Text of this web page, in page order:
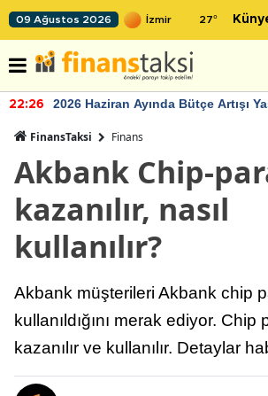
09 Ağustos 2026 27°
22:26 2026 Haziran Ayında Bütçe Artışı
FinansTaksi Finans
Akbank Chip-
kazanılır, nasıl
kullanılır?
Akbank müşterileri Akbank chip
kullanıldığını merak ediyor. Chip
kazanılır ve kullanılır. Detaylar